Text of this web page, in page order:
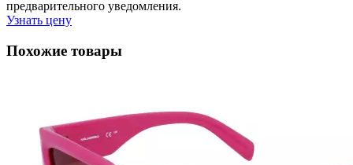
предварительного уведомления.
Узнать цену
Похожие товары